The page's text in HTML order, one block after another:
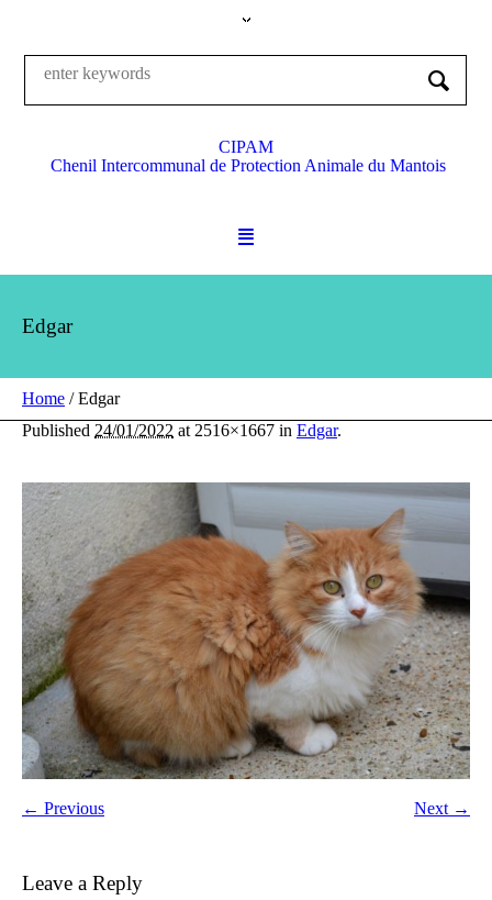
CIPAM
Chenil Intercommunal de Protection Animale du Mantois
Edgar
Home /Edgar
Published 24/01/2022 at 2516×1667 in Edgar.
← Previous Next →
Leave a Reply